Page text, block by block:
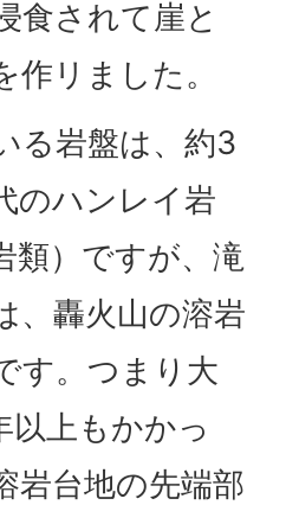
食されて崖と
作リました。
る岩盤は、約3
のハンレイ岩
類）ですが、滝
、轟火山の溶岩
す。つまり大
以上もかかっ
岩台地の先端部